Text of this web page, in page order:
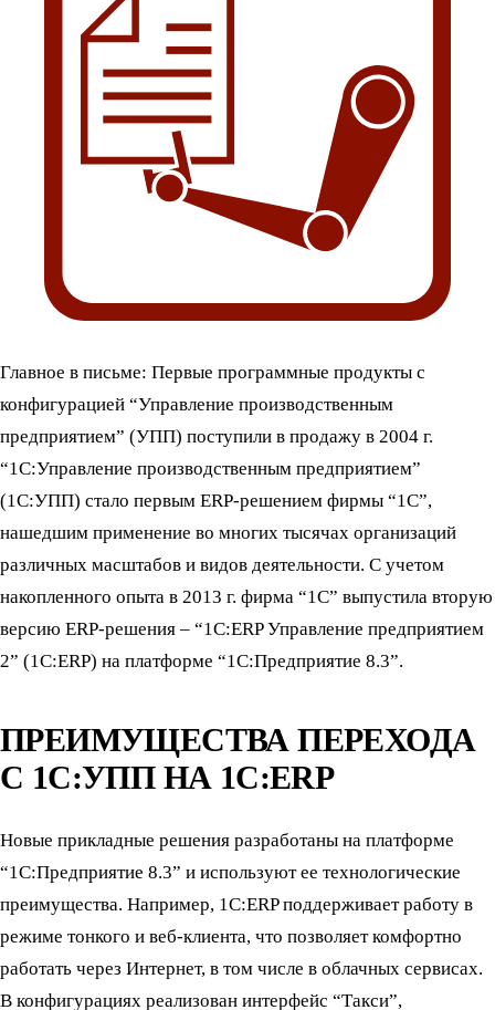
Главное в письме: Первые программные продукты с
конфигурацией “Управление производственным
предприятием” (УПП) поступили в продажу в 2004 г.
“1С:Управление производственным предприятием”
(1С:УПП) стало первым ERP-решением фирмы “1С”,
нашедшим применение во многих тысячах организаций
различных масштабов и видов деятельности. С учетом
накопленного опыта в 2013 г. фирма “1С” выпустила вторую
версию ERP-решения – “1С:ERP Управление предприятием
2” (1С:ERP) на платформе “1С:Предприятие 8.3”.
ПРЕИМУЩЕСТВА ПЕРЕХОДА
С 1С:УПП НА 1С:ERP
Новые прикладные решения разработаны на платформе
“1С:Предприятие 8.3” и используют ее технологические
преимущества. Например, 1С:ERP поддерживает работу в
режиме тонкого и веб-клиента, что позволяет комфортно
работать через Интернет, в том числе в облачных сервисах.
В конфигурациях реализован интерфейс “Такси”,